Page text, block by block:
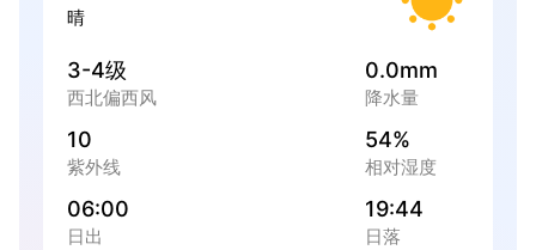
晴
3-4级
西北偏西风
0.0mm
降水量
10
紫外线
54%
相对湿度
06:00
日出
19:44
日落